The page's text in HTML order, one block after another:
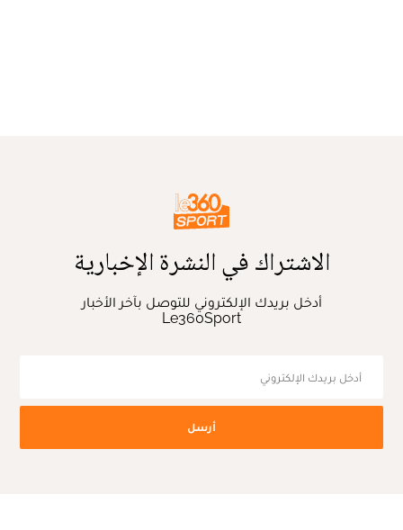
الاشتراك في النشرة الإخبارية
أدخل بريدك الإلكتروني للتوصل بآخر الأخبار
Le360Sport
أرسل